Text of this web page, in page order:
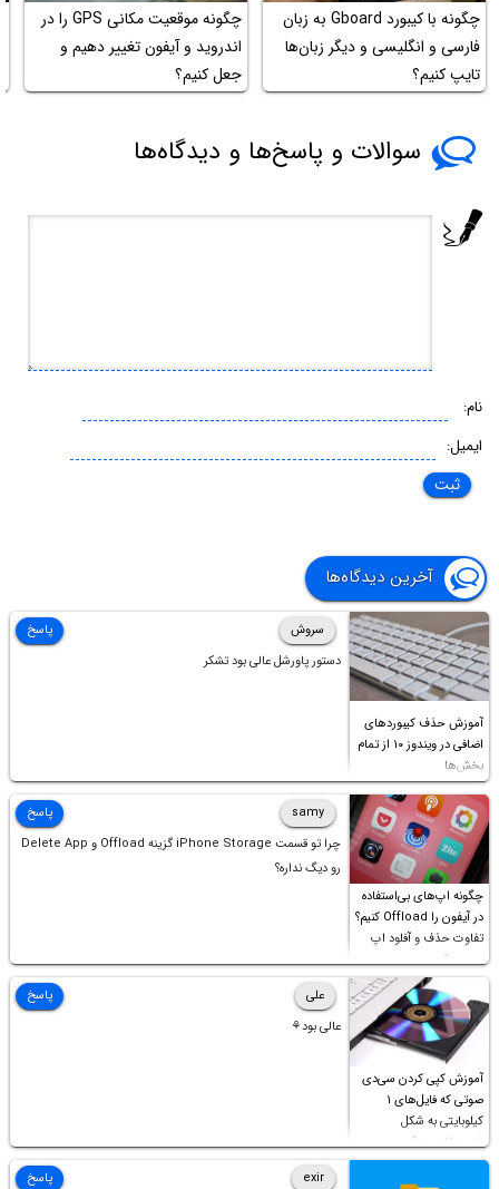
چگونه با کیبورد Gboard به زبان
فارسی و انگلیسی و دیگر زبان‌ها
تایپ کنیم؟
چگونه موقعیت مکانی GPS را در
اندروید و آیفون تغییر دهیم و
جعل کنیم؟
سوالات و پاسخ‌ها و دیدگاه‌ها
نام:
ایمیل:
آخرین دیدگاه‌ها
آموزش حذف کیبوردهای
اضافی در ویندوز ۱۰ از تمام
بخش‌ها
سروش
دستور پاورشل عالی بود تشکر
پاسخ
چگونه اپ‌های بی‌استفاده
در آیفون را Offload کنیم؟
تفاوت حذف و آفلود اپ
چیست؟
samy
چرا تو قسمت iPhone Storage گزینه Offload و Delete App
رو دیگ نداره؟
پاسخ
آموزش کپی کردن سی‌دی
صوتی که فایل‌های ۱
کیلوبایتی به شکل
شورت‌کات در آن موجود
است!
علی
عالی بود⚘
پاسخ
exir
پاسخ